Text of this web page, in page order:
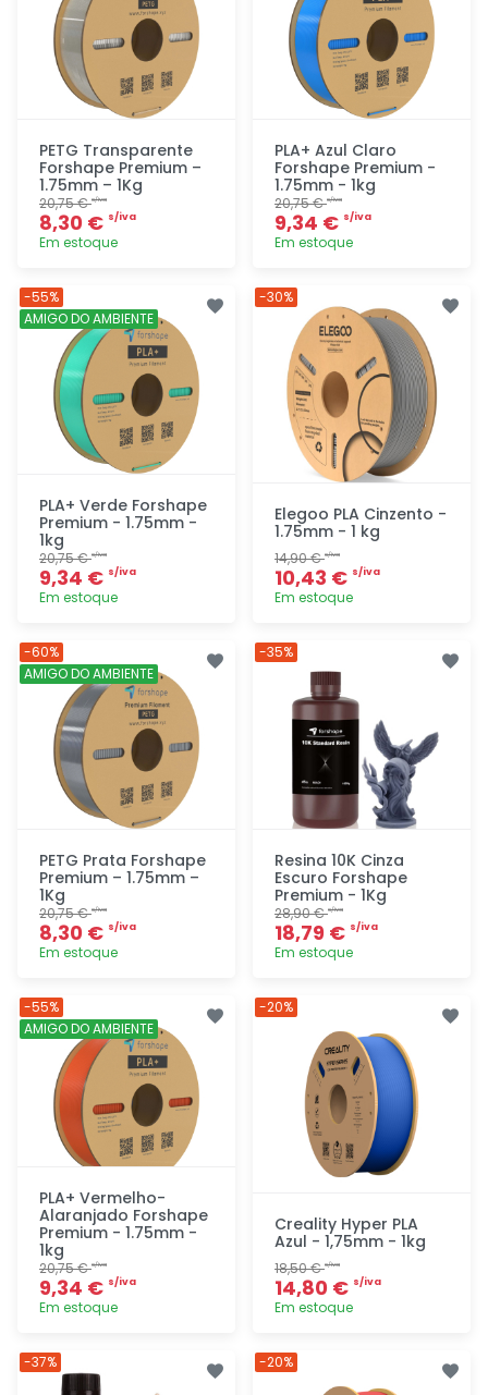
PETG Transparente
Forshape Premium –
1.75mm – 1Kg
20,75 €s/iva
8,30 € s/iva
Em estoque
rapidamente
PLA+ Azul Claro
Forshape Premium -
1.75mm - 1kg
20,75 €s/iva
9,34 € s/iva
Em estoque
rapidamente
PLA+ Verde Forshape
Premium - 1.75mm -
1kg
20,75 €s/iva
9,34 € s/iva
Em estoque
rapidamente
-55%
AMIGO DO AMBIENTE
Elegoo PLA Cinzento -
1.75mm - 1 kg
14,90 €s/iva
10,43 € s/iva
Em estoque
rapidamente
-30%
PETG Prata Forshape
Premium – 1.75mm –
1Kg
20,75 €s/iva
8,30 € s/iva
Em estoque
rapidamente
-60%
AMIGO DO AMBIENTE
Resina 10K Cinza
Escuro Forshape
Premium - 1Kg
28,90 €s/iva
18,79 € s/iva
Em estoque
-35%
PLA+ Vermelho-
Alaranjado Forshape
Premium - 1.75mm -
1kg
20,75 €s/iva
9,34 € s/iva
Em estoque
-55%
AMIGO DO AMBIENTE
Creality Hyper PLA
Azul - 1,75mm - 1kg
18,50 €s/iva
14,80 € s/iva
Em estoque
-20%
-37% -20%